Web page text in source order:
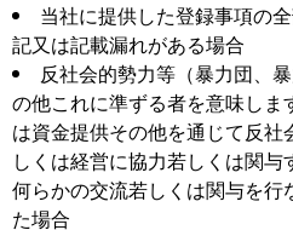
当社に提供した登録事項の
記又は記載漏れがある場合
反社会的勢力等（暴力団、
の他これに準ずる者を意味しま
は資金提供その他を通じて反
しくは経営に協力若しくは関
何らかの交流若しくは関与を行
た場合